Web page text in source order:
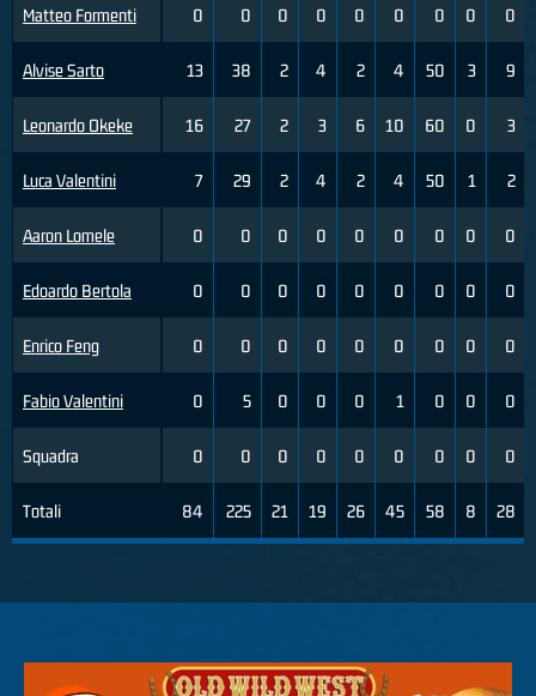
Matteo Formenti
Alvise Sarto
Leonardo Okeke
Luca Valentini
Aaron Lomele
Edoardo Bertola
Enrico Feng
Fabio Valentini
Squadra
Totali
0 0 0 0 0 0 0 0 0
13 38 2 4 2 4 50 3 9
16 27 2 3 6 10 60 0 3
7 29 2 4 2 4 50 1 2
0 0 0 0 0 0 0 0 0
0 0 0 0 0 0 0 0 0
0 0 0 0 0 0 0 0 0
0 5 0 0 0 1 0 0 0
0 0 0 0 0 0 0 0 0
84 225 21 19 26 45 58 8 28